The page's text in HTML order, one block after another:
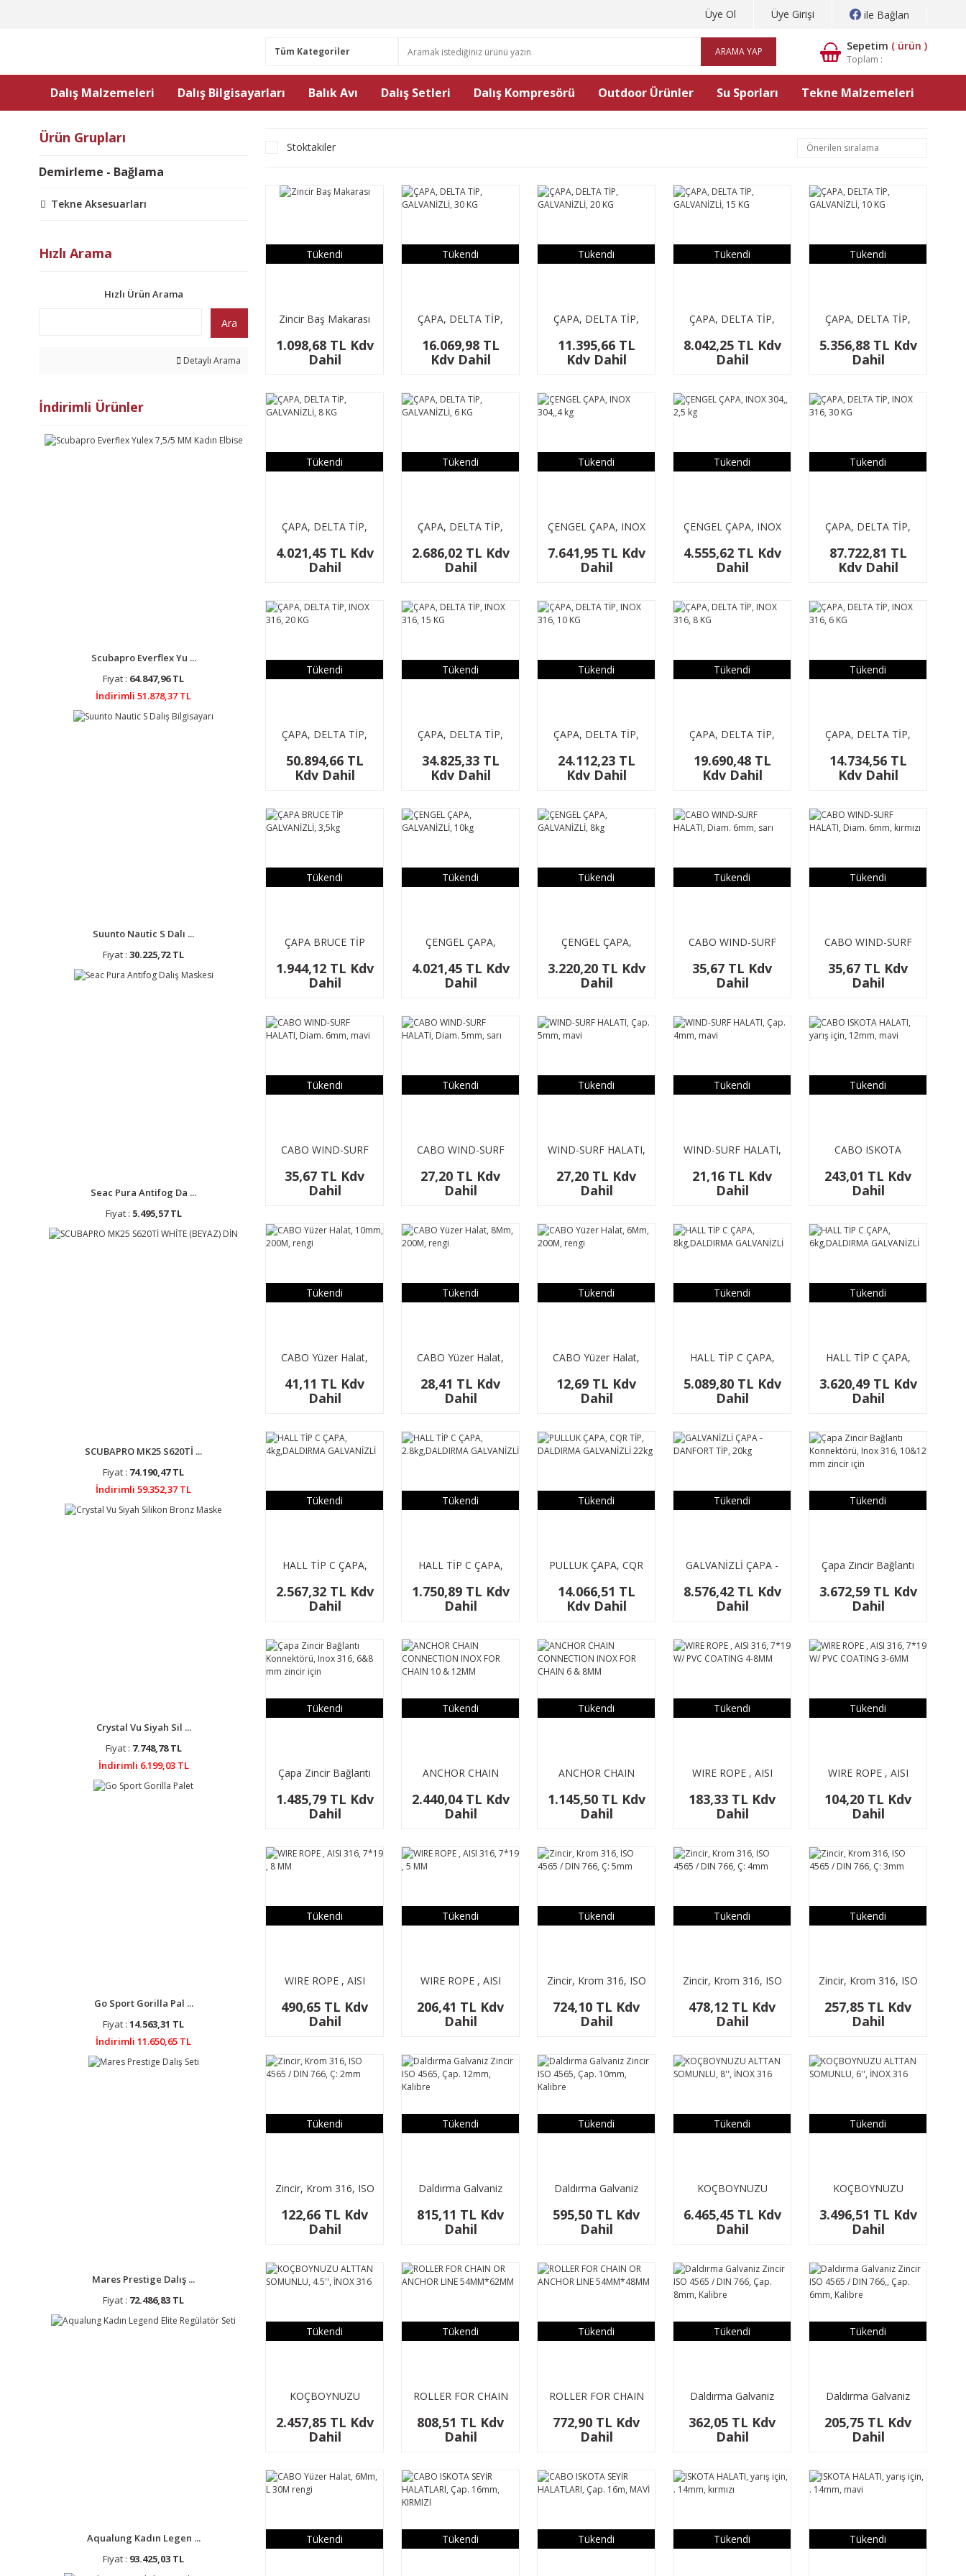
Üye Ol Üye Girişi ile Bağlan
ARAMA YAP Sepetim ( ürün )
Toplam :
Dalış Malzemeleri Dalış Bilgisayarları Balık Avı Dalış Setleri Dalış Kompresörü Outdoor Ürünler Su Sporları Tekne Malzemeleri
Ürün Grupları
Demirleme - Bağlama
Tekne Aksesuarları
Hızlı Arama
Hızlı Ürün Arama
Ara
Detaylı Arama
İndirimli Ürünler
Scubapro Everflex Yu ...
Fiyat : 64.847,96 TL
İndirimli 51.878,37 TL
Suunto Nautic S Dalı ...
Fiyat : 30.225,72 TL
Seac Pura Antifog Da ...
Fiyat : 5.495,57 TL
SCUBAPRO MK25 S620Tİ ...
Fiyat : 74.190,47 TL
İndirimli 59.352,37 TL
Crystal Vu Siyah Sil ...
Fiyat : 7.748,78 TL
İndirimli 6.199,03 TL
Go Sport Gorilla Pal ...
Fiyat : 14.563,31 TL
İndirimli 11.650,65 TL
Mares Prestige Dalış ...
Fiyat : 72.486,83 TL
Aqualung Kadın Legen ...
Fiyat : 93.425,03 TL
Stoktakiler
Tükendi
Zincir Baş Makarası
1.098,68 TL Kdv
Dahil
Tükendi
ÇAPA, DELTA TİP,
16.069,98 TL
Kdv Dahil
Tükendi
ÇAPA, DELTA TİP,
11.395,66 TL
Kdv Dahil
Tükendi
ÇAPA, DELTA TİP,
8.042,25 TL Kdv
Dahil
Tükendi
ÇAPA, DELTA TİP,
5.356,88 TL Kdv
Dahil
Tükendi
ÇAPA, DELTA TİP,
4.021,45 TL Kdv
Dahil
Tükendi
ÇAPA, DELTA TİP,
2.686,02 TL Kdv
Dahil
Tükendi
ÇENGEL ÇAPA, INOX
7.641,95 TL Kdv
Dahil
Tükendi
ÇENGEL ÇAPA, INOX
4.555,62 TL Kdv
Dahil
Tükendi
ÇAPA, DELTA TİP,
87.722,81 TL
Kdv Dahil
Tükendi
ÇAPA, DELTA TİP,
50.894,66 TL
Kdv Dahil
Tükendi
ÇAPA, DELTA TİP,
34.825,33 TL
Kdv Dahil
Tükendi
ÇAPA, DELTA TİP,
24.112,23 TL
Kdv Dahil
Tükendi
ÇAPA, DELTA TİP,
19.690,48 TL
Kdv Dahil
Tükendi
ÇAPA, DELTA TİP,
14.734,56 TL
Kdv Dahil
Tükendi
ÇAPA BRUCE TİP
1.944,12 TL Kdv
Dahil
Tükendi
ÇENGEL ÇAPA,
4.021,45 TL Kdv
Dahil
Tükendi
ÇENGEL ÇAPA,
3.220,20 TL Kdv
Dahil
Tükendi
CABO WIND-SURF
sarı
35,67 TL Kdv
Dahil
Tükendi
CABO WIND-SURF
kırmızı
35,67 TL Kdv
Dahil
Tükendi
CABO WIND-SURF
mavi
35,67 TL Kdv
Dahil
Tükendi
CABO WIND-SURF
sarı
27,20 TL Kdv
Dahil
Tükendi
WIND-SURF HALATI,
27,20 TL Kdv
Dahil
Tükendi
WIND-SURF HALATI,
21,16 TL Kdv
Dahil
Tükendi
CABO ISKOTA
12mm, mavi
243,01 TL Kdv
Dahil
Tükendi
CABO Yüzer Halat,
41,11 TL Kdv
Dahil
Tükendi
CABO Yüzer Halat,
28,41 TL Kdv
Dahil
Tükendi
CABO Yüzer Halat,
12,69 TL Kdv
Dahil
Tükendi
HALL TİP C ÇAPA,
GALVANİZLİ
5.089,80 TL Kdv
Dahil
Tükendi
HALL TİP C ÇAPA,
GALVANİZLİ
3.620,49 TL Kdv
Dahil
Tükendi
HALL TİP C ÇAPA,
GALVANİZLİ
2.567,32 TL Kdv
Dahil
Tükendi
HALL TİP C ÇAPA,
GALVANİZLİ
1.750,89 TL Kdv
Dahil
Tükendi
PULLUK ÇAPA, CQR
GALVANİZLİ 22kg
14.066,51 TL
Kdv Dahil
Tükendi
GALVANİZLİ ÇAPA -
8.576,42 TL Kdv
Dahil
Tükendi
Çapa Zincir Bağlantı
316, 10&12 mm
zincir için
3.672,59 TL Kdv
Dahil
Tükendi
Çapa Zincir Bağlantı
316, 6&8 mm zincir
için
1.485,79 TL Kdv
Dahil
Tükendi
ANCHOR CHAIN
FOR CHAIN 10 &
12MM
2.440,04 TL Kdv
Dahil
Tükendi
ANCHOR CHAIN
FOR CHAIN 6 &
8MM
1.145,50 TL Kdv
Dahil
Tükendi
WIRE ROPE , AISI
COATING 4-8MM
183,33 TL Kdv
Dahil
Tükendi
WIRE ROPE , AISI
COATING 3-6MM
104,20 TL Kdv
Dahil
Tükendi
WIRE ROPE , AISI
490,65 TL Kdv
Dahil
Tükendi
WIRE ROPE , AISI
206,41 TL Kdv
Dahil
Tükendi
Zincir, Krom 316, ISO
5mm
724,10 TL Kdv
Dahil
Tükendi
Zincir, Krom 316, ISO
4mm
478,12 TL Kdv
Dahil
Tükendi
Zincir, Krom 316, ISO
3mm
257,85 TL Kdv
Dahil
Tükendi
Zincir, Krom 316, ISO
2mm
122,66 TL Kdv
Dahil
Tükendi
Daldırma Galvaniz
12mm, Kalibre
815,11 TL Kdv
Dahil
Tükendi
Daldırma Galvaniz
10mm, Kalibre
595,50 TL Kdv
Dahil
Tükendi
KOÇBOYNUZU
8'', İNOX 316
6.465,45 TL Kdv
Dahil
Tükendi
KOÇBOYNUZU
6'', İNOX 316
3.496,51 TL Kdv
Dahil
Tükendi
KOÇBOYNUZU
4.5'', İNOX 316
2.457,85 TL Kdv
Dahil
Tükendi
ROLLER FOR CHAIN
54MM*62MM
808,51 TL Kdv
Dahil
Tükendi
ROLLER FOR CHAIN
54MM*48MM
772,90 TL Kdv
Dahil
Tükendi
Daldırma Galvaniz
766, Çap. 8mm,
Kalibre
362,05 TL Kdv
Dahil
Tükendi
Daldırma Galvaniz
766,, Çap. 6mm,
Kalibre
205,75 TL Kdv
Dahil
Tükendi Tükendi Tükendi Tükendi Tükendi